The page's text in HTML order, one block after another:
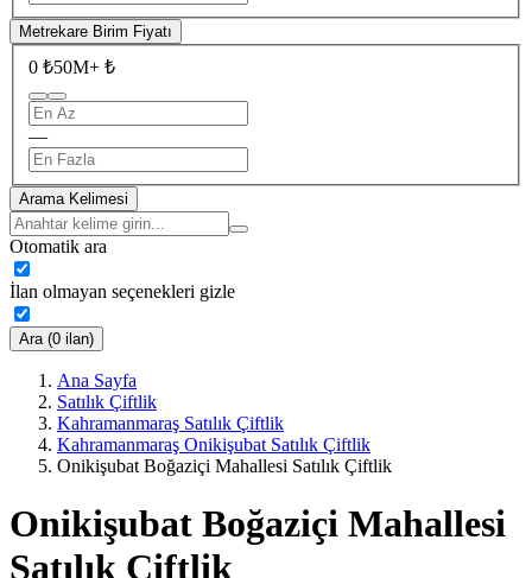
Metrekare Birim Fiyatı
0 ₺50M+ ₺
—
Arama Kelimesi
Otomatik ara
İlan olmayan seçenekleri gizle
Ara (0 ilan)
Ana Sayfa
Satılık Çiftlik
Kahramanmaraş Satılık Çiftlik
Kahramanmaraş Onikişubat Satılık Çiftlik
Onikişubat Boğaziçi Mahallesi Satılık Çiftlik
Onikişubat Boğaziçi Mahallesi
Satılık Çiftlik